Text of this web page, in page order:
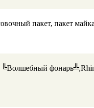
пакет, пакет